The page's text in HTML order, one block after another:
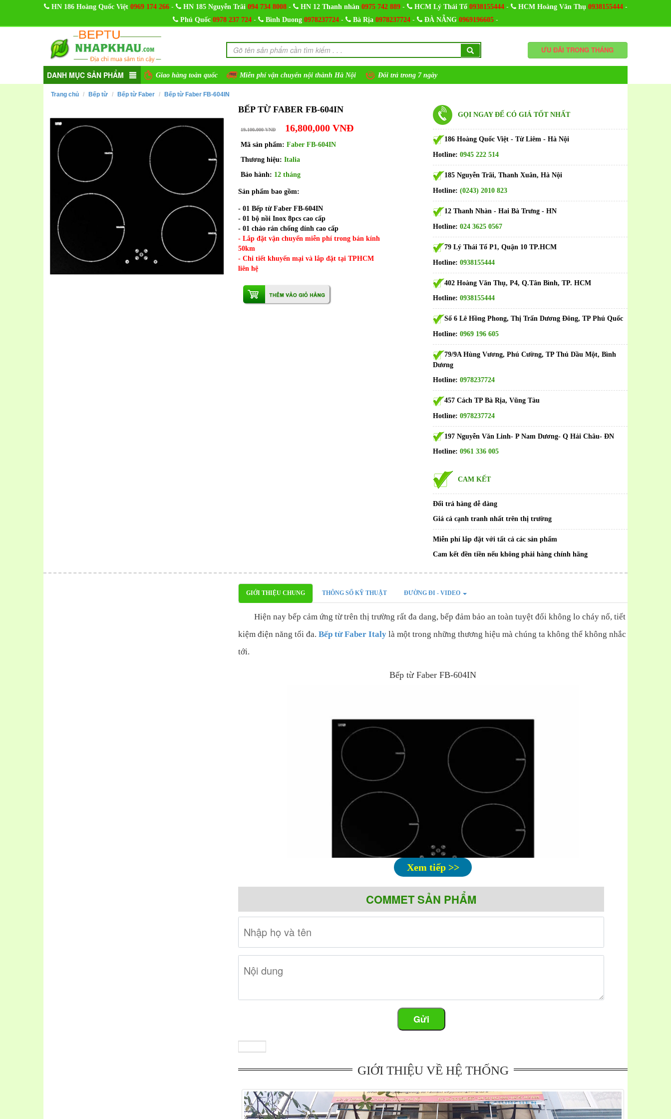
HN 186 Hoàng Quốc Việt 0969 174 266- HN 185 Nguyễn Trãi 094 734 8008- HN 12 Thanh nhàn 0975 742 889- HCM Lý Thái Tổ 0938155444- HCM Hoàng Văn Thụ 0938155444-
Phú Quốc 0978 237 724 - Bình Duong 0978237724 - Bà Rịa 0978237724 - ĐÀ NẴNG 0969196605 -
ƯU ĐÃI TRONG THÁNG
DANH MỤC SẢN PHẨM Giao hàng toàn quốc Miễn phí vận chuyển nội thành Hà Nội Đổi trả trong 7 ngày
Trang chủ Bếp từ Bếp từ Faber Bếp từ Faber FB-604IN
BẾP TỪ FABER FB-604IN
19.100.000 VNĐ 16,800,000 VNĐ
Mã sản phẩm: Faber FB-604IN
Thương hiệu: Italia
Bảo hành: 12 tháng
Sản phẩm bao gồm:
- 01 Bếp từ Faber FB-604IN
- 01 bộ nồi Inox 8pcs cao cấp
- 01 chảo rán chống dính cao cấp
- Lắp đặt vận chuyển miễn phí trong bán kính
50km
- Chi tiết khuyến mại và lắp đặt tại TPHCM
liên hệ
GỌI NGAY ĐỂ CÓ GIÁ TỐT NHẤT
186 Hoàng Quốc Việt - Từ Liêm - Hà Nội
Hotline: 0945 222 514
185 Nguyễn Trãi, Thanh Xuân, Hà Nội
Hotline: (0243) 2010 823
12 Thanh Nhàn - Hai Bà Trưng - HN
Hotline: 024 3625 0567
79 Lý Thái Tổ P1, Quận 10 TP.HCM
Hotline: 0938155444
402 Hoàng Văn Thụ, P4, Q.Tân Bình, TP. HCM
Hotline: 0938155444
Số 6 Lê Hồng Phong, Thị Trấn Dương Đông, TP Phú Quốc
Hotline: 0969 196 605
79/9A Hùng Vương, Phú Cường, TP Thủ Dầu Một, Bình
Dương
Hotline: 0978237724
457 Cách TP Bà Rịa, Vũng Tàu
Hotline: 0978237724
197 Nguyễn Văn Linh- P Nam Dương- Q Hải Châu- ĐN
Hotline: 0961 336 005
CAM KẾT
Đổi trả hàng dễ dàng
Giá cả cạnh tranh nhất trên thị trường
Miễn phí lắp đặt với tất cả các sản phẩm
Cam kết đền tiền nếu không phải hàng chính hãng
GIỚI THIỆU CHUNG THÔNG SỐ KỸ THUẬT ĐƯỜNG ĐI - VIDEO
Hiện nay bếp cảm ứng từ trên thị trường rất đa dang, bếp đảm bảo an toàn tuyệt đối không lo cháy nổ, tiết
kiệm điện năng tối đa. Bếp từ Faber Italy là một trong những thương hiệu mà chúng ta không thể không nhắc
tới.
Bếp từ Faber FB-604IN
Bếp từ Faber FB-604INlà mẫu bếp từ nhập khẩu nguyên chiếc từ Italy. Bếp được thiết kế gồm 4 vùng nấu sử
dụng mặt kính chịu lực, chịu nhiệt có độ bền cao. Được sản xuất trên dây chuyền công nghệ hiện đại, bếp từ
âm Faber FB 604IN được trang bị đầy đủ các chức năng, có bảng điều khiển cảm ứng hiện đại tiện lợi, dễ sử
dụng. Bếp có khả năng tự động nhận diện đáy nồi, có hệ thống tự ngắt an toàn, đèn cảnh báo sự cố.
Hẹn giờ tắt
Đèn cảnh báo sự cố
Công suất bếp:
Xem tiếp >>
COMMET SẢN PHẨM
Gửi